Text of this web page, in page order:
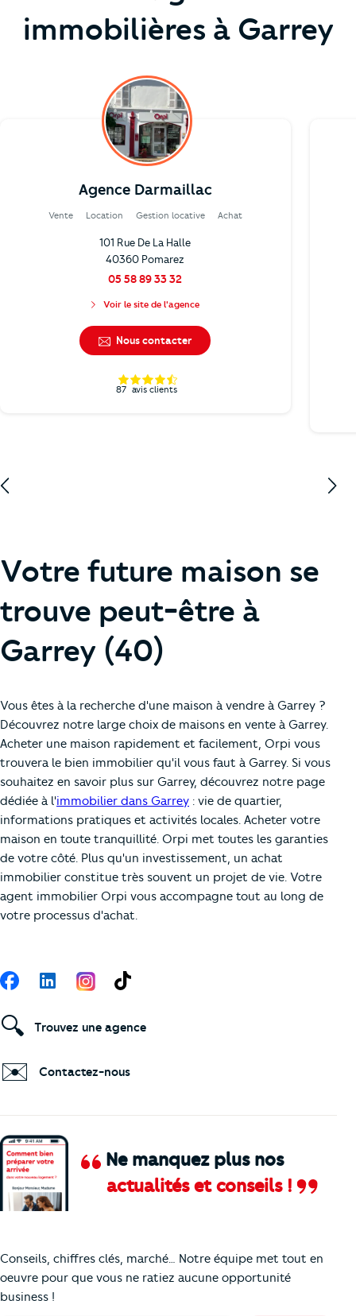
immobilières à Garrey
Agence Darmaillac
Vente Location Gestion locative Achat
101 Rue De La Halle
40360 Pomarez
05 58 89 33 32
Voir le site de l'agence
Nous contacter
87 avis clients
Votre future maison se
trouve peut-être à
Garrey (40)
Vous êtes à la recherche d'une maison à vendre à Garrey ?
Découvrez notre large choix de maisons en vente à Garrey.
Acheter une maison rapidement et facilement, Orpi vous
trouvera le bien immobilier qu'il vous faut à Garrey. Si vous
souhaitez en savoir plus sur Garrey, découvrez notre page
dédiée à l'immobilier dans Garrey : vie de quartier,
informations pratiques et activités locales. Acheter votre
maison en toute tranquillité. Orpi met toutes les garanties
de votre côté. Plus qu'un investissement, un achat
immobilier constitue très souvent un projet de vie. Votre
agent immobilier Orpi vous accompagne tout au long de
votre processus d'achat.
Ne manquez plus nos
actualités et conseils !
Conseils, chiffres clés, marché… Notre équipe met tout en
oeuvre pour que vous ne ratiez aucune opportunité
business !
Suivez-nous
FacebookLinkedIn TikTok
🔍 Trouvez une agence
✉️ Contactez-nous